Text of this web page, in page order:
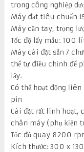
trong công nghiệp
Máy đạt tiêu chuẩn
Máy cần tay, trọng
Tốc độ lấy mẫu: 100
Máy cài đặt sẵn 7
thể tự điều chỉnh để
lấy.
Có thể hoạt động
pin
Cài đặt rất linh hoạt,
chân máy (phụ kiện
Tốc độ quay 8200
Kích thước: 300 x